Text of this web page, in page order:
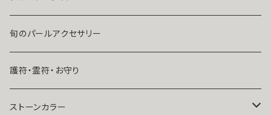
出会いが欲しい
結婚したい
人気運・モテる
ブレスレット・アンクレット
リング
イヤリング・ピアス
Ｋ１０
K１４
Ｋ１８
旬のパールアクセサリー
護符・霊符・お守り
ストーンカラー